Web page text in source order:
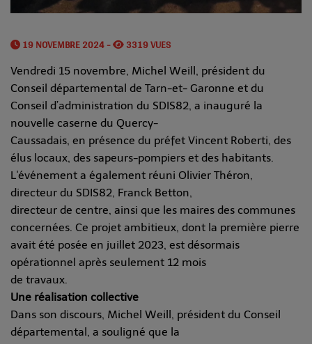
19 NOVEMBRE 2024 - 3319 VUES
Vendredi 15 novembre, Michel Weill, président du
Conseil départemental de Tarn-et- Garonne et du
Conseil d’administration du SDIS82, a inauguré la
nouvelle caserne du Quercy-
Caussadais, en présence du préfet Vincent Roberti, des
élus locaux, des sapeurs-pompiers et des habitants.
L'événement a également réuni Olivier Théron,
directeur du SDIS82, Franck Betton,
directeur de centre, ainsi que les maires des communes
concernées. Ce projet ambitieux, dont la première pierre
avait été posée en juillet 2023, est désormais
opérationnel après seulement 12 mois
de travaux.
Une réalisation collective
Dans son discours, Michel Weill, président du Conseil
départemental, a souligné que la